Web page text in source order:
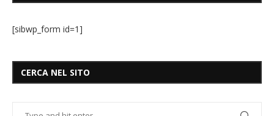
[sibwp_form id=1]
CERCA NEL SITO